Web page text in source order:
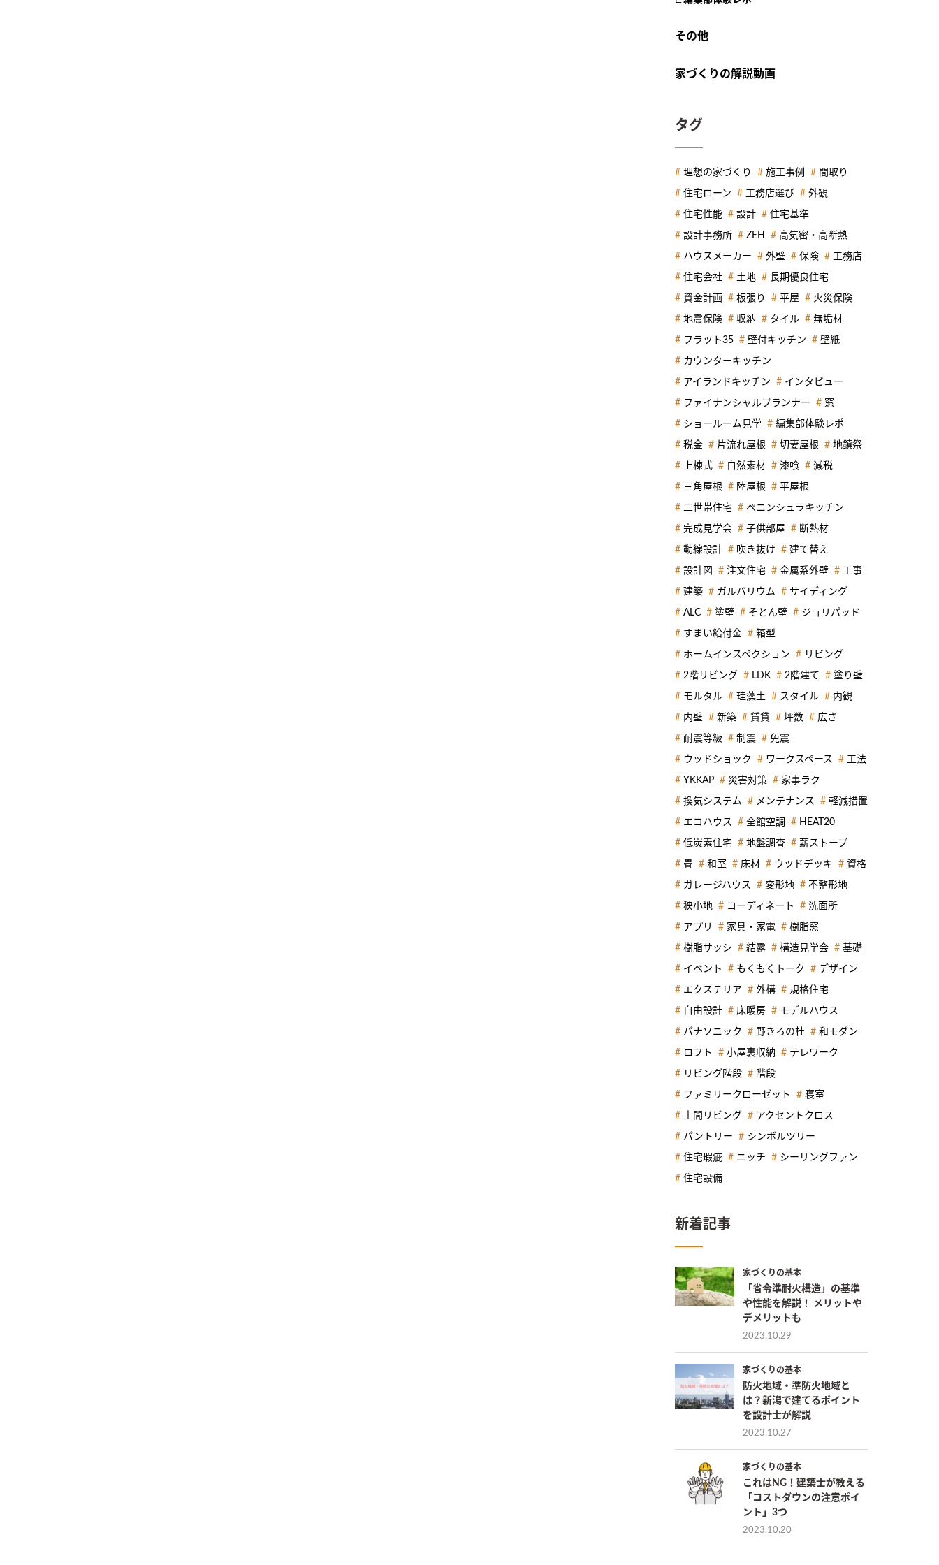
その他
家づくりの解説動画
タグ
理想の家づくり 施工事例 間取り
住宅ローン 工務店選び 外観
住宅性能 設計 住宅基準
設計事務所 ZEH 高気密・高断熱
ハウスメーカー 外壁 保険 工務店
住宅会社 土地 長期優良住宅
資金計画 板張り 平屋 火災保険
地震保険 収納 タイル 無垢材
フラット35 壁付キッチン 壁紙
カウンターキッチン
アイランドキッチン インタビュー
ファイナンシャルプランナー 窓
ショールーム見学 編集部体験レポ
税金 片流れ屋根 切妻屋根 地鎮祭
上棟式 自然素材 漆喰 減税
三角屋根 陸屋根 平屋根
二世帯住宅 ペニンシュラキッチン
完成見学会 子供部屋 断熱材
動線設計 吹き抜け 建て替え
設計図 注文住宅 金属系外壁 工事
建築 ガルバリウム サイディング
ALC 塗壁 そとん壁 ジョリパッド
すまい給付金 箱型
ホームインスペクション リビング
2階リビング LDK 2階建て 塗り壁
モルタル 珪藻土 スタイル 内観
内壁 新築 賃貸 坪数 広さ
耐震等級 制震 免震
ウッドショック ワークスペース 工法
YKKAP 災害対策 家事ラク
換気システム メンテナンス 軽減措置
エコハウス 全館空調 HEAT20
低炭素住宅 地盤調査 薪ストーブ
畳 和室 床材 ウッドデッキ 資格
ガレージハウス 変形地 不整形地
狭小地 コーディネート 洗面所
アプリ 家具・家電 樹脂窓
樹脂サッシ 結露 構造見学会 基礎
イベント もくもくトーク デザイン
エクステリア 外構 規格住宅
自由設計 床暖房 モデルハウス
パナソニック 野きろの杜 和モダン
ロフト 小屋裏収納 テレワーク
リビング階段 階段
ファミリークローゼット 寝室
土間リビング アクセントクロス
パントリー シンボルツリー
住宅瑕疵 ニッチ シーリングファン
住宅設備
新着記事
家づくりの基本
「省令準耐火構造」の基準
や性能を解説！ メリットや
デメリットも
2023.10.29
家づくりの基本
防火地域・準防火地域と
は？新潟で建てるポイント
を設計士が解説
2023.10.27
家づくりの基本
これはNG！建築士が教える
「コストダウンの注意ポイ
ント」3つ
2023.10.20